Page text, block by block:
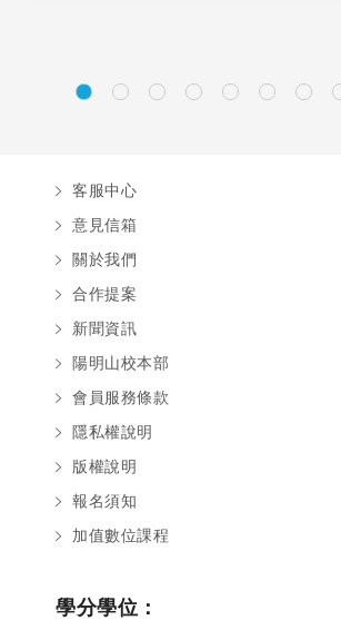
客服中心
意見信箱
關於我們
合作提案
新聞資訊
陽明山校本部
會員服務條款
隱私權說明
版權說明
報名須知
加值數位課程
學分學位：